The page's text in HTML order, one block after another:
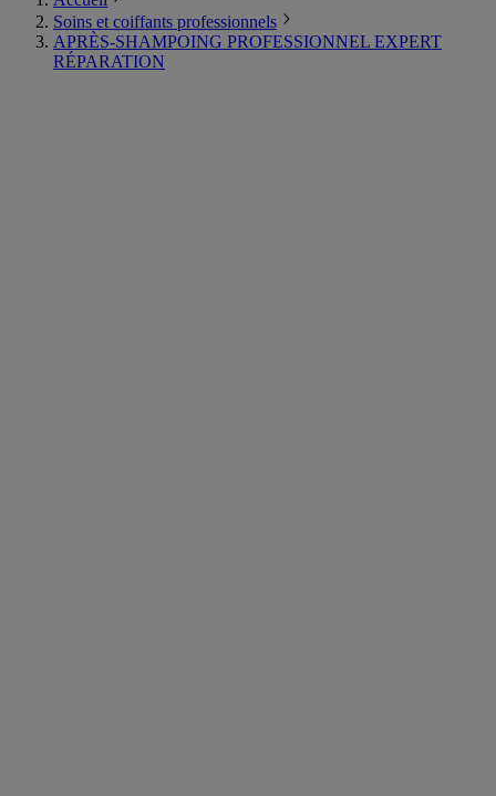
Soins et coiffants professionnels
APRÈS-SHAMPOING PROFESSIONNEL EXPERT
RÉPARATION